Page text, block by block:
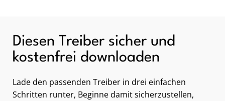
Diesen Treiber sicher und
kostenfrei downloaden
Lade den passenden Treiber in drei einfachen
Schritten runter, Beginne damit sicherzustellen,